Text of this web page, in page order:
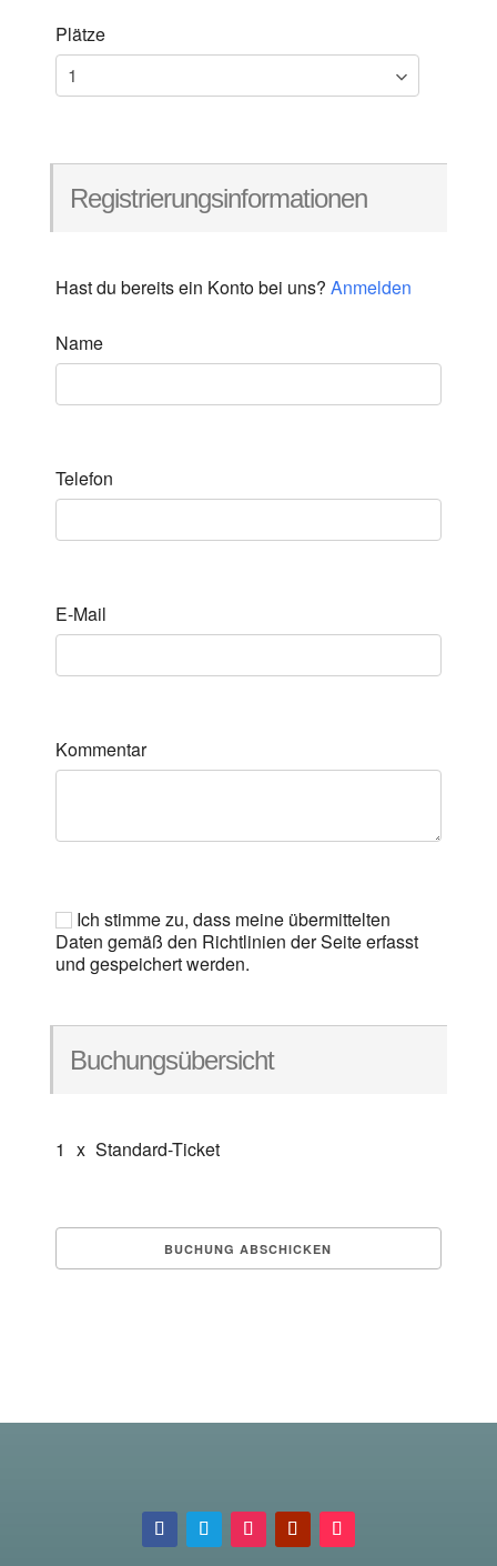
Plätze
Registrierungsinformationen
Hast du bereits ein Konto bei uns? Anmelden
Name
Telefon
E-Mail
Kommentar
Ich stimme zu, dass meine übermittelten
Daten gemäß den Richtlinien der Seite erfasst
und gespeichert werden.
Buchungsübersicht
1 x Standard-Ticket